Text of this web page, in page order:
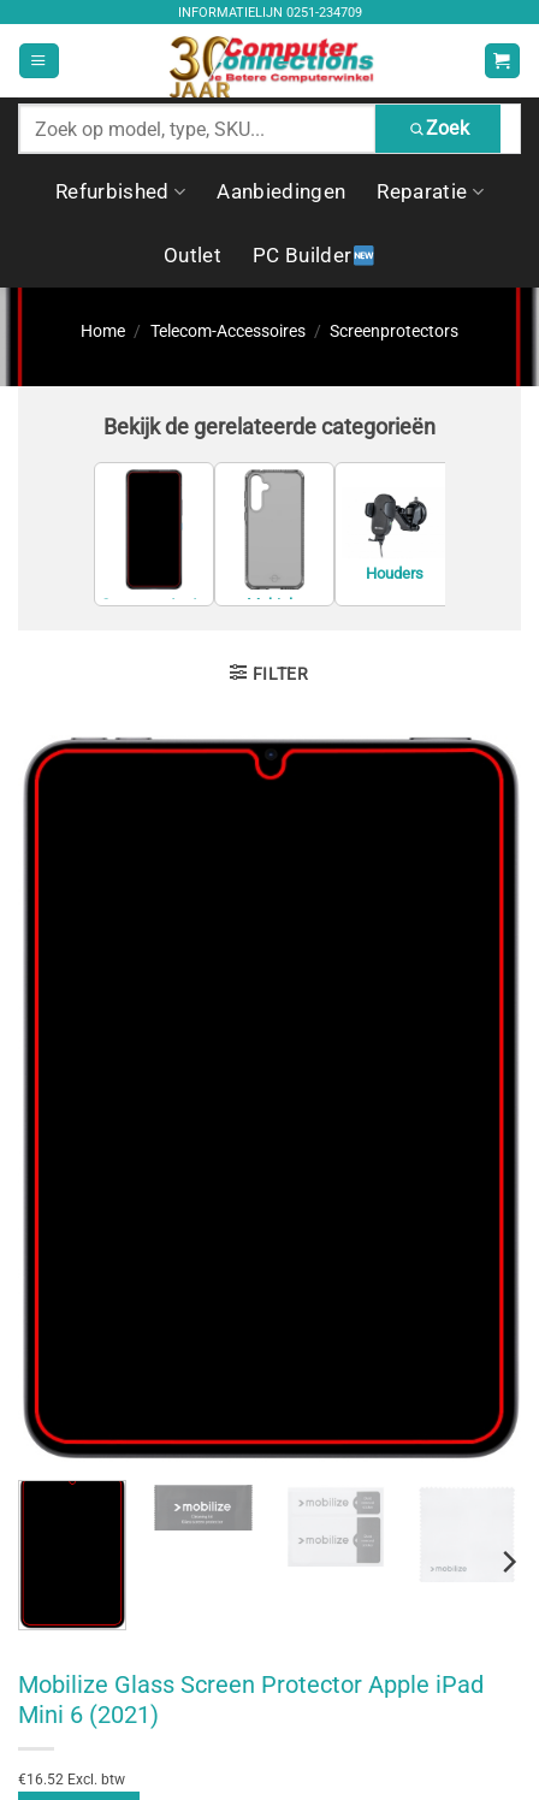
inhoud
INFORMATIELIJN 0251-234709
Zoek
producten
Zoek
Refurbished Aanbiedingen Reparatie
Outlet PC Builder
Home / Telecom-Accessoires / Screenprotectors
Bekijk de gerelateerde categorieën
Screenprotecto
Mobiele
Houders
FILTER
Mobilize Glass Screen Protector Apple iPad
Mini 6 (2021)
€16.52 Excl. btw